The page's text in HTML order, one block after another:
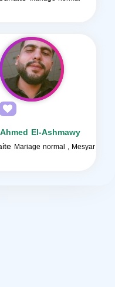
Ahmed El-Ashmawy
Mariage normal , Mesyar